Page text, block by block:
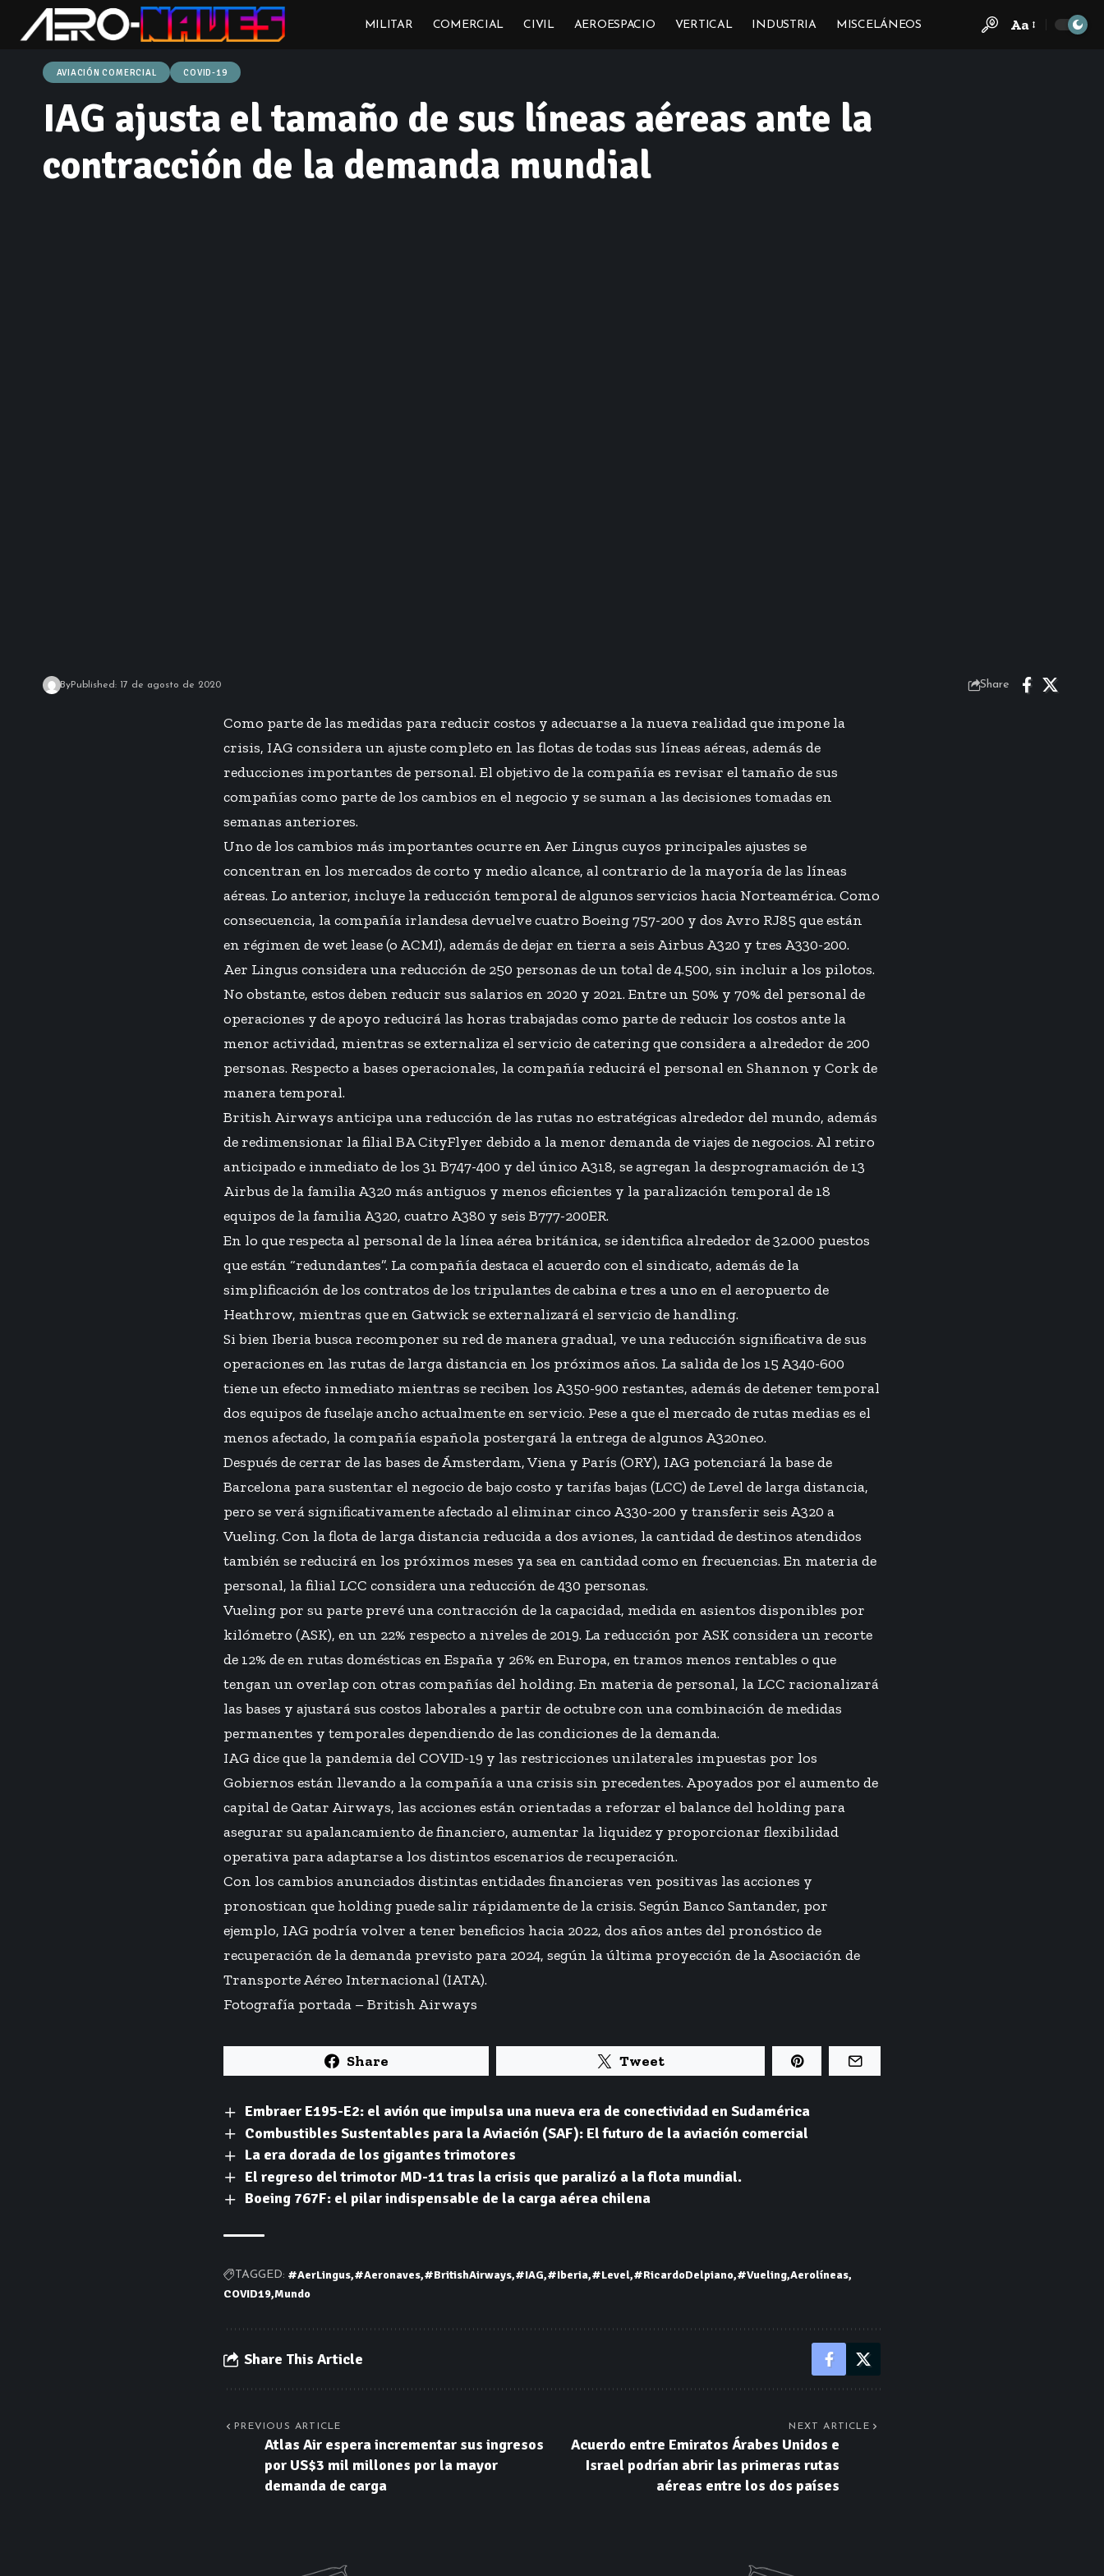
MILITAR COMERCIAL CIVIL AEROESPACIO VERTICAL INDUSTRIA MISCELÁNEOS
Font
Aa
AVIACIÓN COMERCIAL COVID-19
IAG ajusta el tamaño de sus líneas aéreas ante la
contracción de la demanda mundial
ByPublished: 17 de agosto de 2020 Share
Como parte de las medidas para reducir costos y adecuarse a la nueva realidad que impone la
crisis, IAG considera un ajuste completo en las flotas de todas sus líneas aéreas, además de
reducciones importantes de personal. El objetivo de la compañía es revisar el tamaño de sus
compañías como parte de los cambios en el negocio y se suman a las decisiones tomadas en
semanas anteriores.
Uno de los cambios más importantes ocurre en Aer Lingus cuyos principales ajustes se
concentran en los mercados de corto y medio alcance, al contrario de la mayoría de las líneas
aéreas. Lo anterior, incluye la reducción temporal de algunos servicios hacia Norteamérica. Como
consecuencia, la compañía irlandesa devuelve cuatro Boeing 757-200 y dos Avro RJ85 que están
en régimen de wet lease (o ACMI), además de dejar en tierra a seis Airbus A320 y tres A330-200.
Aer Lingus considera una reducción de 250 personas de un total de 4.500, sin incluir a los pilotos.
No obstante, estos deben reducir sus salarios en 2020 y 2021. Entre un 50% y 70% del personal de
operaciones y de apoyo reducirá las horas trabajadas como parte de reducir los costos ante la
menor actividad, mientras se externaliza el servicio de catering que considera a alrededor de 200
personas. Respecto a bases operacionales, la compañía reducirá el personal en Shannon y Cork de
manera temporal.
British Airways anticipa una reducción de las rutas no estratégicas alrededor del mundo, además
de redimensionar la filial BA CityFlyer debido a la menor demanda de viajes de negocios. Al retiro
anticipado e inmediato de los 31 B747-400 y del único A318, se agregan la desprogramación de 13
Airbus de la familia A320 más antiguos y menos eficientes y la paralización temporal de 18
equipos de la familia A320, cuatro A380 y seis B777-200ER.
En lo que respecta al personal de la línea aérea británica, se identifica alrededor de 32.000 puestos
que están “redundantes”. La compañía destaca el acuerdo con el sindicato, además de la
simplificación de los contratos de los tripulantes de cabina e tres a uno en el aeropuerto de
Heathrow, mientras que en Gatwick se externalizará el servicio de handling.
Si bien Iberia busca recomponer su red de manera gradual, ve una reducción significativa de sus
operaciones en las rutas de larga distancia en los próximos años. La salida de los 15 A340-600
tiene un efecto inmediato mientras se reciben los A350-900 restantes, además de detener temporal
dos equipos de fuselaje ancho actualmente en servicio. Pese a que el mercado de rutas medias es el
menos afectado, la compañía española postergará la entrega de algunos A320neo.
Después de cerrar de las bases de Ámsterdam, Viena y París (ORY), IAG potenciará la base de
Barcelona para sustentar el negocio de bajo costo y tarifas bajas (LCC) de Level de larga distancia,
pero se verá significativamente afectado al eliminar cinco A330-200 y transferir seis A320 a
Vueling. Con la flota de larga distancia reducida a dos aviones, la cantidad de destinos atendidos
también se reducirá en los próximos meses ya sea en cantidad como en frecuencias. En materia de
personal, la filial LCC considera una reducción de 430 personas.
Vueling por su parte prevé una contracción de la capacidad, medida en asientos disponibles por
kilómetro (ASK), en un 22% respecto a niveles de 2019. La reducción por ASK considera un recorte
de 12% de en rutas domésticas en España y 26% en Europa, en tramos menos rentables o que
tengan un overlap con otras compañías del holding. En materia de personal, la LCC racionalizará
las bases y ajustará sus costos laborales a partir de octubre con una combinación de medidas
permanentes y temporales dependiendo de las condiciones de la demanda.
IAG dice que la pandemia del COVID-19 y las restricciones unilaterales impuestas por los
Gobiernos están llevando a la compañía a una crisis sin precedentes. Apoyados por el aumento de
capital de Qatar Airways, las acciones están orientadas a reforzar el balance del holding para
asegurar su apalancamiento de financiero, aumentar la liquidez y proporcionar flexibilidad
operativa para adaptarse a los distintos escenarios de recuperación.
Con los cambios anunciados distintas entidades financieras ven positivas las acciones y
pronostican que holding puede salir rápidamente de la crisis. Según Banco Santander, por
ejemplo, IAG podría volver a tener beneficios hacia 2022, dos años antes del pronóstico de
recuperación de la demanda previsto para 2024, según la última proyección de la Asociación de
Transporte Aéreo Internacional (IATA).
Fotografía portada –British Airways
Share Tweet
Embraer E195-E2: el avión que impulsa una nueva era de conectividad en Sudamérica
Combustibles Sustentables para la Aviación (SAF): El futuro de la aviación comercial
La era dorada de los gigantes trimotores
El regreso del trimotor MD-11 tras la crisis que paralizó a la flota mundial.
Boeing 767F: el pilar indispensable de la carga aérea chilena
TAGGED: #AerLingus #Aeronaves #BritishAirways #IAG #Iberia #Level #RicardoDelpiano #Vueling Aerolíneas
COVID19 Mundo
Share This Article
PREVIOUS ARTICLE
Atlas Air espera incrementar sus ingresos
por US$3 mil millones por la mayor
demanda de carga
NEXT ARTICLE
Acuerdo entre Emiratos Árabes Unidos e
Israel podrían abrir las primeras rutas
aéreas entre los dos países